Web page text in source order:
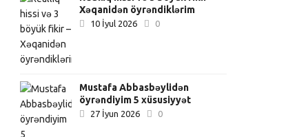
Xəqanidən öyrəndiklərim
10 İyul 2026 0
Mustafa Abbasbəylidən
öyrəndiyim 5 xüsusiyyət
27 İyun 2026 0